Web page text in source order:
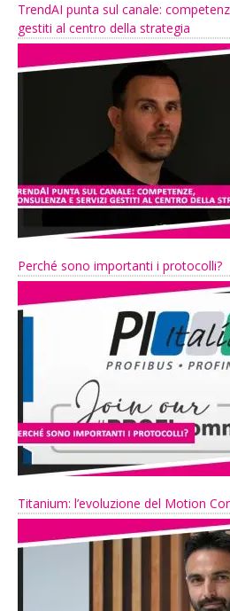
TrendAI punta sul canale:
gestiti al centro della strategia
Perché sono importanti i protocolli?
Titanium: l’evoluzione del Motion